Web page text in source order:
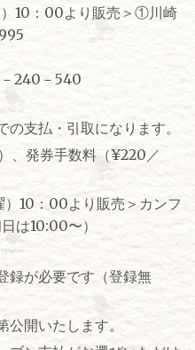
10：00より販売＞①川崎
240－540
支払・引取になります。
、発券手数料（¥220／
10：00より販売＞カンフ
は10:00〜）
録が必要です（登録無
公開いたします。